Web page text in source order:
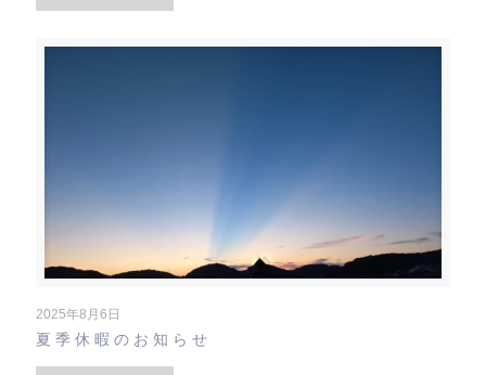
2025年8月6日
夏季休暇のお知らせ